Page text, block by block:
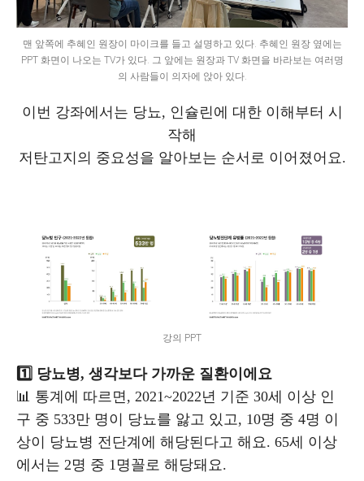
맨 앞쪽에 추혜인 원장이 마이크를 들고 설명하고 있다. 추혜인 원장 옆에는
PPT 화면이 나오는 TV가 있다. 그 앞에는 원장과 TV 화면을 바라보는 여러명
의 사람들이 의자에 앉아 있다.
이번 강좌에서는 당뇨, 인슐린에 대한 이해부터 시
작해
저탄고지의 중요성을 알아보는 순서로 이어졌어요.
강의 PPT
1️⃣ 당뇨병, 생각보다 가까운 질환이에요
📊 통계에 따르면, 2021~2022년 기준 30세 이상 인
구 중 533만 명이 당뇨를 앓고 있고, 10명 중 4명 이
상이 당뇨병 전단계에 해당된다고 해요. 65세 이상
에서는 2명 중 1명꼴로 해당돼요.